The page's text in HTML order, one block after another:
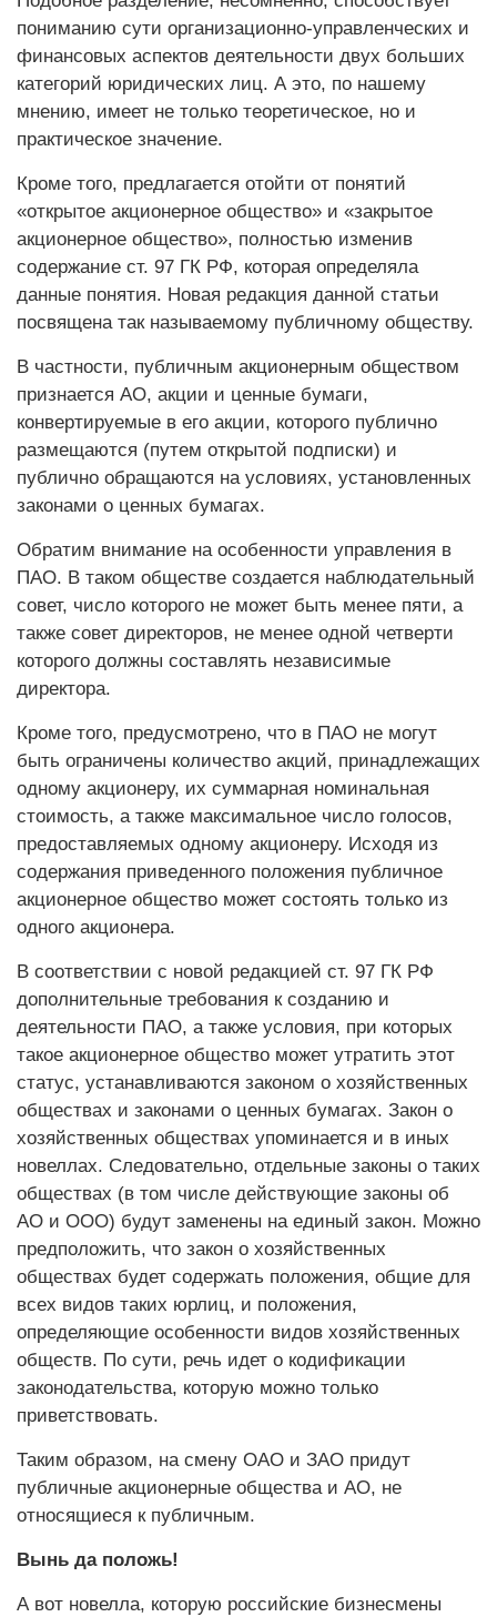
пониманию сути организационно-управленческих и
финансовых аспектов деятельности двух больших
категорий юридических лиц. А это, по нашему
мнению, имеет не только теоретическое, но и
практическое значение.
Кроме того, предлагается отойти от понятий
«открытое акционерное общество» и «закрытое
акционерное общество», полностью изменив
содержание ст. 97 ГК РФ, которая определяла
данные понятия. Новая редакция данной статьи
посвящена так называемому публичному обществу.
В частности, публичным акционерным обществом
признается АО, акции и ценные бумаги,
конвертируемые в его акции, которого публично
размещаются (путем открытой подписки) и
публично обращаются на условиях, установленных
законами о ценных бумагах.
Обратим внимание на особенности управления в
ПАО. В таком обществе создается наблюдательный
совет, число которого не может быть менее пяти, а
также совет директоров, не менее одной четверти
которого должны составлять независимые
директора.
Кроме того, предусмотрено, что в ПАО не могут
быть ограничены количество акций, принадлежащих
одному акционеру, их суммарная номинальная
стоимость, а также максимальное число голосов,
предоставляемых одному акционеру. Исходя из
содержания приведенного положения публичное
акционерное общество может состоять только из
одного акционера.
В соответствии с новой редакцией ст. 97 ГК РФ
дополнительные требования к созданию и
деятельности ПАО, а также условия, при которых
такое акционерное общество может утратить этот
статус, устанавливаются законом о хозяйственных
обществах и законами о ценных бумагах. Закон о
хозяйственных обществах упоминается и в иных
новеллах. Следовательно, отдельные законы о таких
обществах (в том числе действующие законы об
АО и ООО) будут заменены на единый закон. Можно
предположить, что закон о хозяйственных
обществах будет содержать положения, общие для
всех видов таких юрлиц, и положения,
определяющие особенности видов хозяйственных
обществ. По сути, речь идет о кодификации
законодательства, которую можно только
приветствовать.
Таким образом, на смену ОАО и ЗАО придут
публичные акционерные общества и АО, не
относящиеся к публичным.
Вынь да положь!
А вот новелла, которую российские бизнесмены